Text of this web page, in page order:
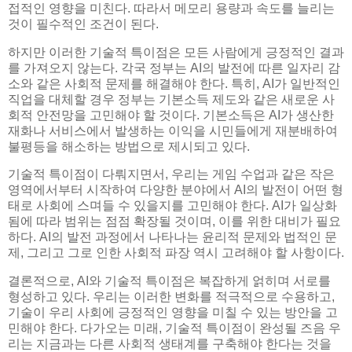
접적인 영향을 미친다. 따라서 메모리 용량과 속도를 늘리는
것이 필수적인 조건이 된다.
하지만 이러한 기술적 특이점은 모든 사람에게 긍정적인 결과
를 가져오지 않는다. 각국 정부는 AI의 발전에 따른 일자리 감
소와 같은 사회적 문제를 해결해야 한다. 특히, AI가 일반적인
직업을 대체할 경우 정부는 기본소득 제도와 같은 새로운 사
회적 안전망을 고민해야 할 것이다. 기본소득은 AI가 생산한
재화나 서비스에서 발생하는 이익을 시민들에게 재분배하여
불평등을 해소하는 방법으로 제시되고 있다.
기술적 특이점이 다뤄지면서, 우리는 게임 수업과 같은 작은
영역에서부터 시작하여 다양한 분야에서 AI의 발전이 어떤 형
태로 사회에 스며들 수 있을지를 고민해야 한다. AI가 일상화
됨에 따라 범위는 점점 확장될 것이며, 이를 위한 대비가 필요
하다. AI의 발전 과정에서 나타나는 윤리적 문제와 법적인 문
제, 그리고 그로 인한 사회적 파장 역시 고려해야 할 사항이다.
결론적으로, AI와 기술적 특이점은 복잡하게 얽히며 서로를
형성하고 있다. 우리는 이러한 변화를 적극적으로 수용하고,
기술이 우리 사회에 긍정적인 영향을 미칠 수 있는 방안을 고
민해야 한다. 다가오는 미래, 기술적 특이점이 완성될 즈음 우
리는 지금과는 다른 사회적 생태계를 구축해야 한다는 것을